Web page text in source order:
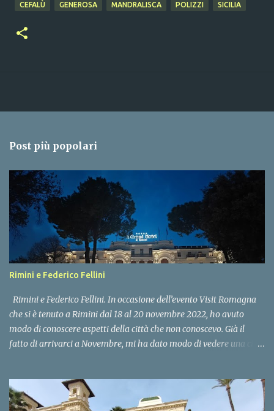
CEFALÙ GENEROSA MANDRALISCA POLIZZI SICILIA
Post più popolari
Rimini e Federico Fellini
Rimini e Federico Fellini. In occasione dell’evento Visit Romagna
che si è tenuto a Rimini dal 18 al 20 novembre 2022, ho avuto
modo di conoscere aspetti della città che non conoscevo. Già il
fatto di arrivarci a Novembre, mi ha dato modo di vedere una città
sono quelli tipici delle località balneari. Inevitabilmente Rimini è
associata all'immagine del grande e indimenticabile Federico